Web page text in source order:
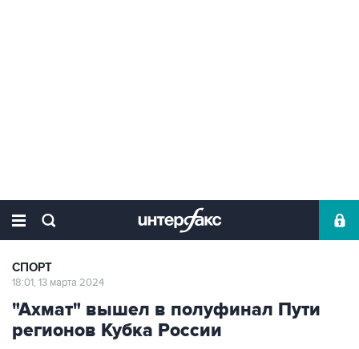
СПОРТ
18:01, 13 марта 2024
"Ахмат" вышел в полуфинал Пути
регионов Кубка России